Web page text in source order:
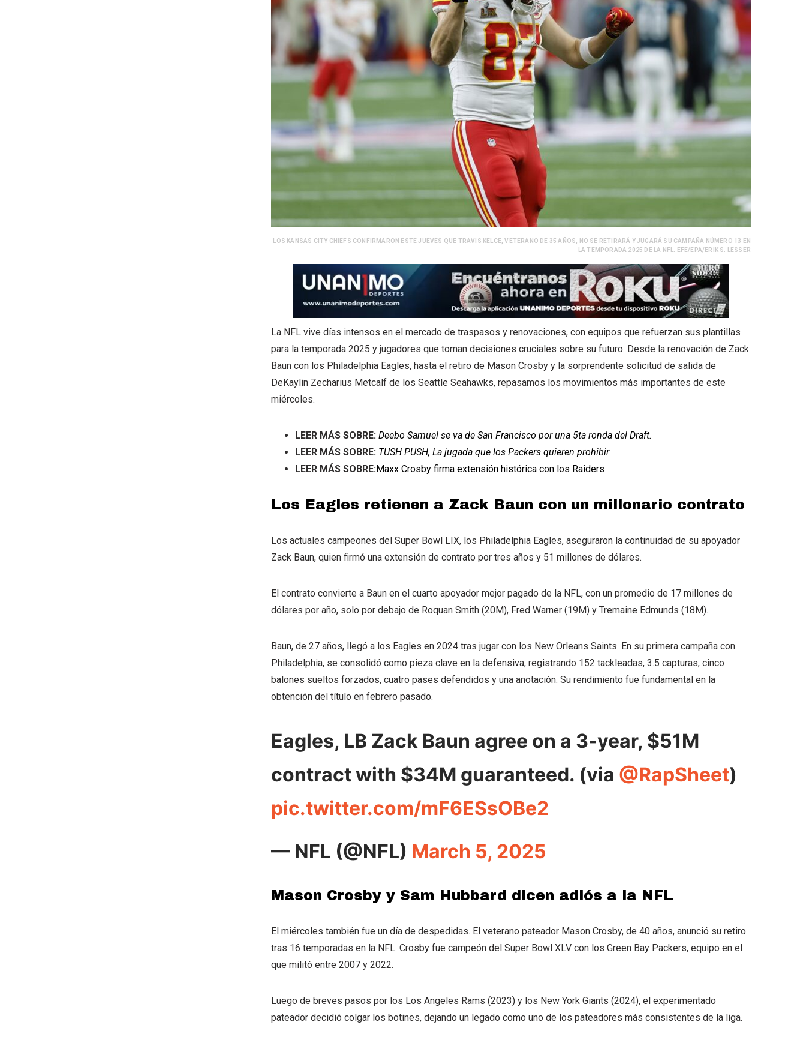
LOS KANSAS CITY CHIEFS CONFIRMARON ESTE JUEVES QUE TRAVIS KELCE, VETERANO DE 35 AÑOS, NO SE RETIRARÁ Y JUGARÁ SU CAMPAÑA NÚMERO 13 EN
LA TEMPORADA 2025 DE LA NFL. EFE/EPA/ERIK S. LESSER
La NFL vive días intensos en el mercado de traspasos y renovaciones, con equipos que refuerzan sus plantillas
para la temporada 2025 y jugadores que toman decisiones cruciales sobre su futuro. Desde la renovación de Zack
Baun con los Philadelphia Eagles, hasta el retiro de Mason Crosby y la sorprendente solicitud de salida de
DeKaylin Zecharius Metcalf de los Seattle Seahawks, repasamos los movimientos más importantes de este
miércoles.
LEER MÁS SOBRE: Deebo Samuel se va de San Francisco por una 5ta ronda del Draft.
LEER MÁS SOBRE: TUSH PUSH, La jugada que los Packers quieren prohibir
LEER MÁS SOBRE:Maxx Crosby firma extensión histórica con los Raiders
Los Eagles retienen a Zack Baun con un millonario contrato
Los actuales campeones del Super Bowl LIX, los Philadelphia Eagles, aseguraron la continuidad de su apoyador
Zack Baun, quien firmó una extensión de contrato por tres años y 51 millones de dólares.
El contrato convierte a Baun en el cuarto apoyador mejor pagado de la NFL, con un promedio de 17 millones de
dólares por año, solo por debajo de Roquan Smith (20M), Fred Warner (19M) y Tremaine Edmunds (18M).
Baun, de 27 años, llegó a los Eagles en 2024 tras jugar con los New Orleans Saints. En su primera campaña con
Philadelphia, se consolidó como pieza clave en la defensiva, registrando 152 tackleadas, 3.5 capturas, cinco
balones sueltos forzados, cuatro pases defendidos y una anotación. Su rendimiento fue fundamental en la
obtención del título en febrero pasado.
Eagles, LB Zack Baun agree on a 3-year, $51M
contract with $34M guaranteed. (via @RapSheet)
pic.twitter.com/mF6ESsOBe2
— NFL (@NFL) March 5, 2025
Mason Crosby y Sam Hubbard dicen adiós a la NFL
El miércoles también fue un día de despedidas. El veterano pateador Mason Crosby, de 40 años, anunció su retiro
tras 16 temporadas en la NFL. Crosby fue campeón del Super Bowl XLV con los Green Bay Packers, equipo en el
que militó entre 2007 y 2022.
Luego de breves pasos por los Los Angeles Rams (2023) y los New York Giants (2024), el experimentado
pateador decidió colgar los botines, dejando un legado como uno de los pateadores más consistentes de la liga.